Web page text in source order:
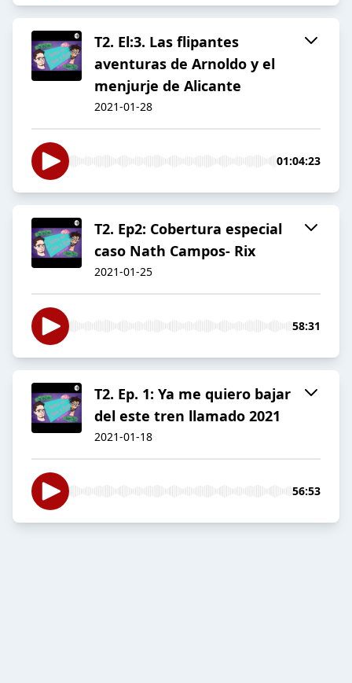
T2. El:3. Las flipantes
aventuras de Arnoldo y el
menjurje de Alicante
2021-01-28
01:04:23
T2. Ep2: Cobertura especial
caso Nath Campos- Rix
2021-01-25
58:31
T2. Ep. 1: Ya me quiero bajar
del este tren llamado 2021
2021-01-18
56:53